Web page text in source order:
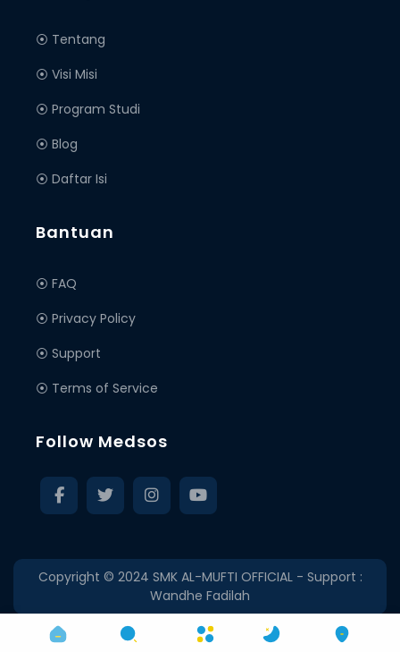
⦿ Tentang
⦿ Visi Misi
⦿ Program Studi
⦿ Blog
⦿ Daftar Isi
Bantuan
⦿ FAQ
⦿ Privacy Policy
⦿ Support
⦿ Terms of Service
Follow Medsos
Copyright © 2024 SMK AL-MUFTI OFFICIAL- Support :
Wandhe Fadilah